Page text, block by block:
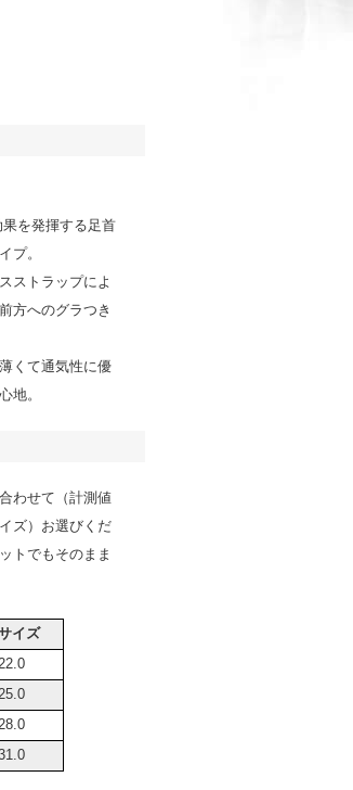
果を発揮する足首
プ。
ストラップによ
方へのグラつき
くて通気性に優
地。
わせて（計測値
ズ）お選びくだ
トでもそのまま
イズ